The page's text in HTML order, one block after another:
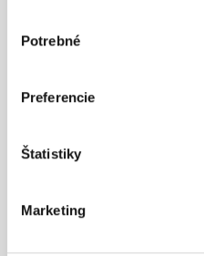
súhlasu
Potrebné
Preferencie
Štatistiky
Marketing
Tmavomodrá
Množstvo
Zdieľať